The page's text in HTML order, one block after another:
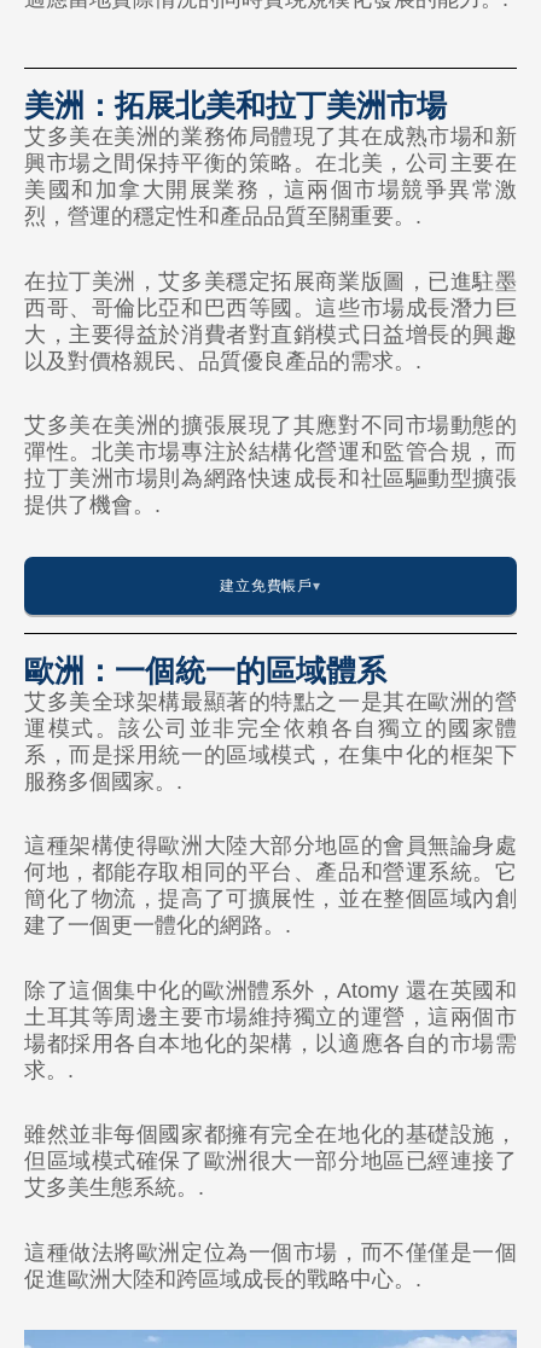
🇸🇬 新加坡
🇹🇭 泰國
🇺🇿 烏茲別克斯坦
非洲
大洋洲
🇦🇺 澳大利亞
美洲：拓展北美和拉丁美洲市場
艾多美在美洲的業務佈局體現了其在成熟市場和新
興市場之間保持平衡的策略。在北美，公司主要在
美國和加拿大開展業務，這兩個市場競爭異常激
烈，營運的穩定性和產品品質至關重要。.
在拉丁美洲，艾多美穩定拓展商業版圖，已進駐墨
西哥、哥倫比亞和巴西等國。這些市場成長潛力巨
大，主要得益於消費者對直銷模式日益增長的興趣
以及對價格親民、品質優良產品的需求。.
艾多美在美洲的擴張展現了其應對不同市場動態的
彈性。北美市場專注於結構化營運和監管合規，而
拉丁美洲市場則為網路快速成長和社區驅動型擴張
提供了機會。.
建立免費帳戶
美國
🇺🇸 美國
🇲🇽 墨西哥
🇨🇴 哥倫比亞
歐洲
🇪🇺 Atomy 歐洲（所有歐盟國家）
🇹🇷 土耳其
🇰🇷 韓國
🇰🇭 柬埔寨
歐洲：一個統一的區域體系
艾多美全球架構最顯著的特點之一是其在歐洲的營
運模式。該公司並非完全依賴各自獨立的國家體
系，而是採用統一的區域模式，在集中化的框架下
服務多個國家。.
這種架構使得歐洲大陸大部分地區的會員無論身處
何地，都能存取相同的平台、產品和營運系統。它
簡化了物流，提高了可擴展性，並在整個區域內創
建了一個更一體化的網路。.
除了這個集中化的歐洲體系外，Atomy 還在英國和
土耳其等周邊主要市場維持獨立的運營，這兩個市
場都採用各自本地化的架構，以適應各自的市場需
求。.
雖然並非每個國家都擁有完全在地化的基礎設施，
但區域模式確保了歐洲很大一部分地區已經連接了
艾多美生態系統。.
這種做法將歐洲定位為一個市場，而不僅僅是一個
促進歐洲大陸和跨區域成長的戰略中心。.